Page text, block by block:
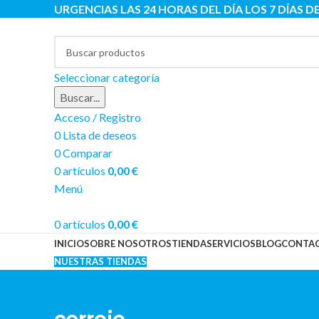
URGENCIAS LAS 24 HORAS DEL DÍA LOS 7 DÍAS
Seleccionar categoría
Buscar...
Acceso / Registro
0Lista de deseos
0Comparar
0artículos 0,00€
Menú
0artículos 0,00€
INICIOSOBRE NOSOTROSTIENDASERVICIOSBLOG
NUESTRAS TIENDAS